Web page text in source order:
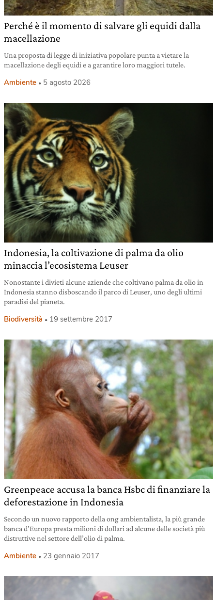
Perché è il momento di salvare gli equidi dalla
macellazione
Una proposta di legge di iniziativa popolare punta a vietare la
macellazione degli equidi e a garantire loro maggiori tutele.
Ambiente 5 agosto 2026
Indonesia, la coltivazione di palma da olio
minaccia l’ecosistema Leuser
Nonostante i divieti alcune aziende che coltivano palma da olio in
Indonesia stanno disboscando il parco di Leuser, uno degli ultimi
paradisi del pianeta.
Biodiversità 19 settembre 2017
Greenpeace accusa la banca Hsbc di finanziare la
deforestazione in Indonesia
Secondo un nuovo rapporto della ong ambientalista, la più grande
banca d’Europa presta milioni di dollari ad alcune delle società più
distruttive nel settore dell’olio di palma.
Ambiente 23 gennaio 2017